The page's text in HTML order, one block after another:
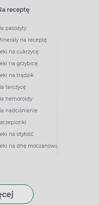
receptę
pasożyty
na receptę
na cukrzycę
na grzybicę
na trądzik
tarczycę
hemoroidy
nadciśnienie
na otyłość
na dnę moczanową